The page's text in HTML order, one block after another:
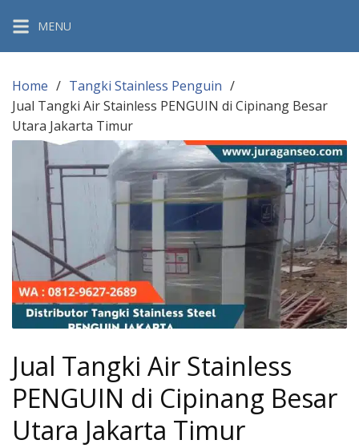
content
MENU
Home
Tangki Stainless Penguin
Jual Tangki Air Stainless PENGUIN di Cipinang Besar
Utara Jakarta Timur
Jual Tangki Air Stainless
PENGUIN di Cipinang Besar
Utara Jakarta Timur